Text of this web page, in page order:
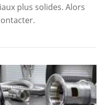
plus solides. Alors